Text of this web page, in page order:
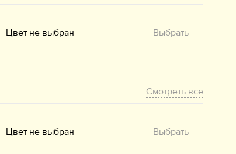
Цвет не выбран Выбрать
Смотреть все
Цвет не выбран Выбрать